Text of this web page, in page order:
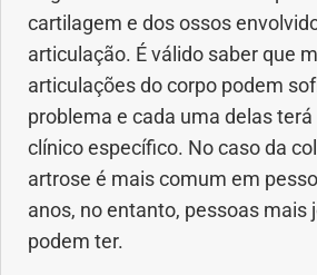
Anestesia
Aparelho Digestivo
Atividade física
Câncer
cartilagem e dos ossos
articulação. É válido saber que
articulações do corpo podem
problema e cada uma delas
clínico específico. No caso da
artrose é mais comum em
anos, no entanto, pessoas mais
podem ter.